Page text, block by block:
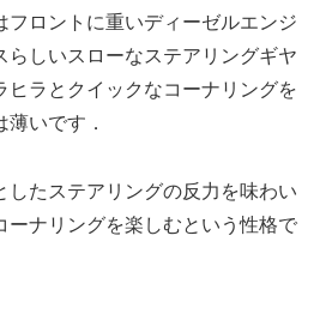
ロントに重いディーゼルエンジ
らしいスローなステアリングギヤ
ヒラとクイックなコーナリングを
いです．
たステアリングの反力を味わい
ーナリングを楽しむという性格で